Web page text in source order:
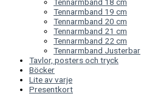
Tennarmband 18 cm
Tennarmband 19 cm
Tennarmband 20 cm
Tennarmband 21 cm
Tennarmband 22 cm
Tennarmband Justerbar
Tavlor, posters och tryck
Böcker
Lite av varje
Presentkort